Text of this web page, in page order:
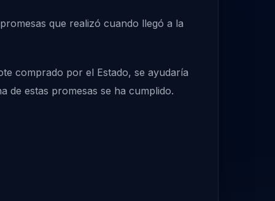
que realizó cuando llegó a la
comprado por el Estado, se ayudaría
de estas promesas se ha cumplido.